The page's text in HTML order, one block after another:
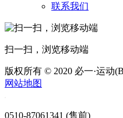
联系我们
扫一扫，浏览移动端
版权所有 © 2020 必一·运动
网站地图
0510-87061341 (售前)